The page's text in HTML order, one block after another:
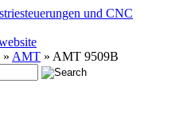
» AMT » AMT 9509B